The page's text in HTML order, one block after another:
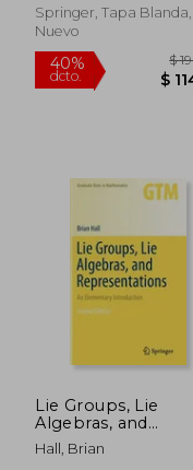
December 17-21 (en
Inglés)
Springer, Tapa Blanda,
Nuevo
40%
Lie Groups, Lie
Algebras, and
Representations:
Elementary
Hall, Brian